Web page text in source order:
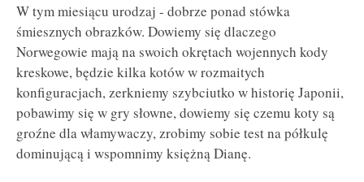
W tym miesiącu urodzaj - dobrze ponad stówka
śmiesznych obrazków. Dowiemy się dlaczego
Norwegowie mają na swoich okrętach wojennych kody
kreskowe, będzie kilka kotów w rozmaitych
konfiguracjach, zerkniemy szybciutko w historię Japonii,
pobawimy się w gry słowne, dowiemy się czemu koty są
groźne dla włamywaczy, zrobimy sobie test na półkulę
dominującą i wspomnimy księżną Dianę.